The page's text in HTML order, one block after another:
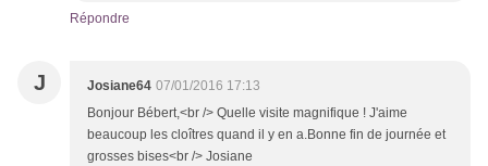
Répondre
J Josiane64 07/01/2016 17:13
Bonjour Bébert,<br /> Quelle visite magnifique ! J'aime
beaucoup les cloîtres quand il y en a.Bonne fin de journée et
grosses bises<br /> Josiane